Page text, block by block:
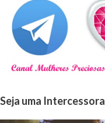
Seja uma Intercessora